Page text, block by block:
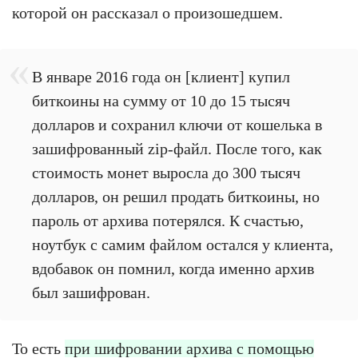
которой он рассказал о произошедшем.
В январе 2016 года он [клиент] купил
биткоины на сумму от 10 до 15 тысяч
долларов и сохранил ключи от кошелька в
зашифрованный zip-файл. После того, как
стоимость монет выросла до 300 тысяч
долларов, он решил продать биткоины, но
пароль от архива потерялся. К счастью,
ноутбук с самим файлом остался у клиента,
вдобавок он помнил, когда именно архив
был зашифрован.
То есть при шифровании архива с помощью